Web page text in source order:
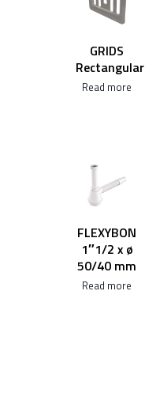
GRIDS
Rectangular
Read more
FLEXYBON
1″1/2 x ø
50/40 mm
Read more